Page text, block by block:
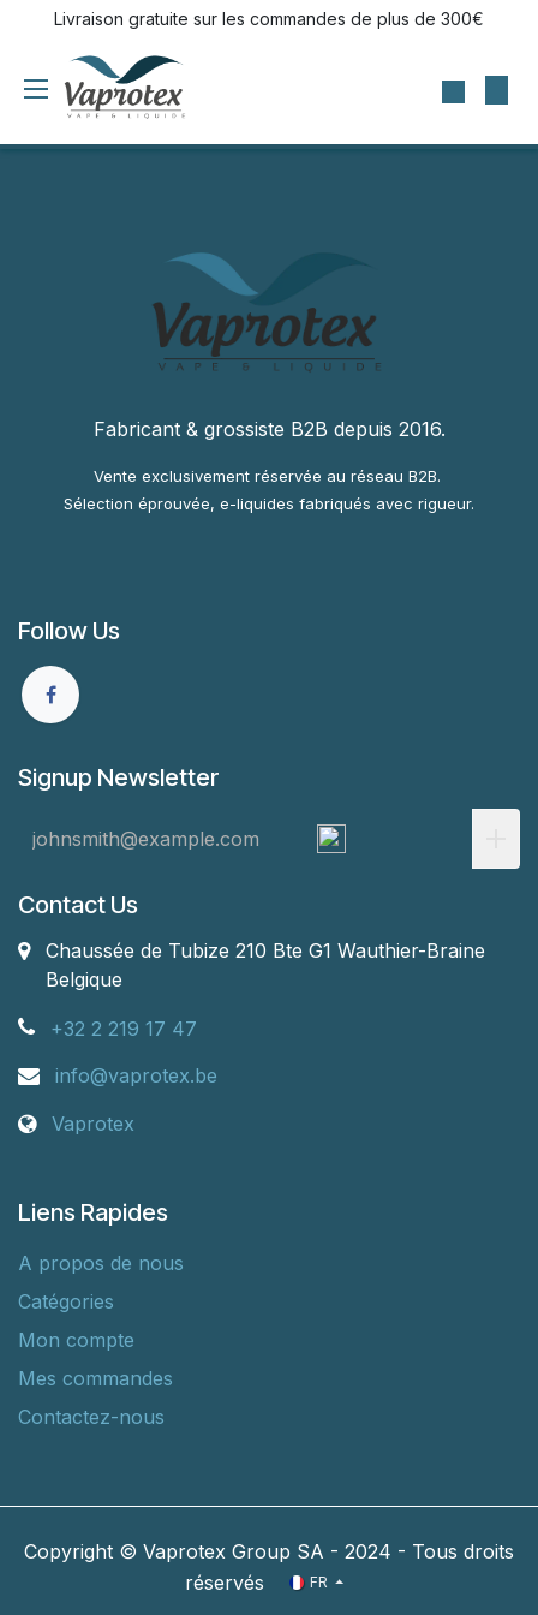
Se rendre au contenu
Livraison gratuite sur les commandes de plus de 300€
Fabricant & grossiste B2B depuis 2016.
Vente exclusivement réservée au réseau B2B.
Sélection éprouvée, e-liquides fabriqués avec rigueur.
Follow Us
Signup Newsletter
Contact Us
Chaussée de Tubize 210 Bte G1 Wauthier-Braine
Belgique
+32 2 219 17 47
info@vaprotex.be
Vaprotex
Liens Rapides
A propos de nous
Catégories
Mon compte
Mes commandes
Contactez-nous
Copyright © Vaprotex Group SA - 2024 - Tous droits
réservés
FR